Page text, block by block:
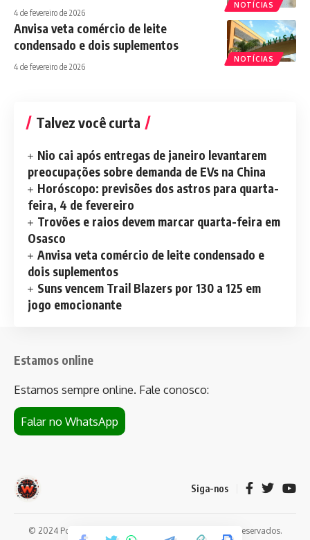
NOTÍCIAS
4 de fevereiro de 2026
NOTÍCIAS
Anvisa veta comércio de leite
condensado e dois suplementos
4 de fevereiro de 2026
Talvez você curta
Nio cai após entregas de janeiro levantarem
preocupações sobre demanda de EVs na China
Horóscopo: previsões dos astros para quarta-
feira, 4 de fevereiro
Trovões e raios devem marcar quarta-feira em
Osasco
Anvisa veta comércio de leite condensado e
dois suplementos
Suns vencem Trail Blazers por 130 a 125 em
jogo emocionante
Estamos online
Estamos sempre online. Fale conosco:
Falar no WhatsApp
Siga-nos
© 2024 Portal de notícias Web Flush. Todos os direitos reservados.